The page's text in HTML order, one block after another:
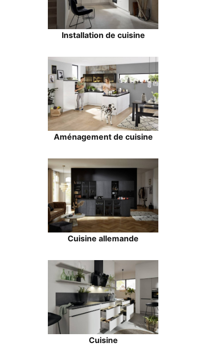
Installation de cuisine
Aménagement de cuisine
Cuisine allemande
Cuisine